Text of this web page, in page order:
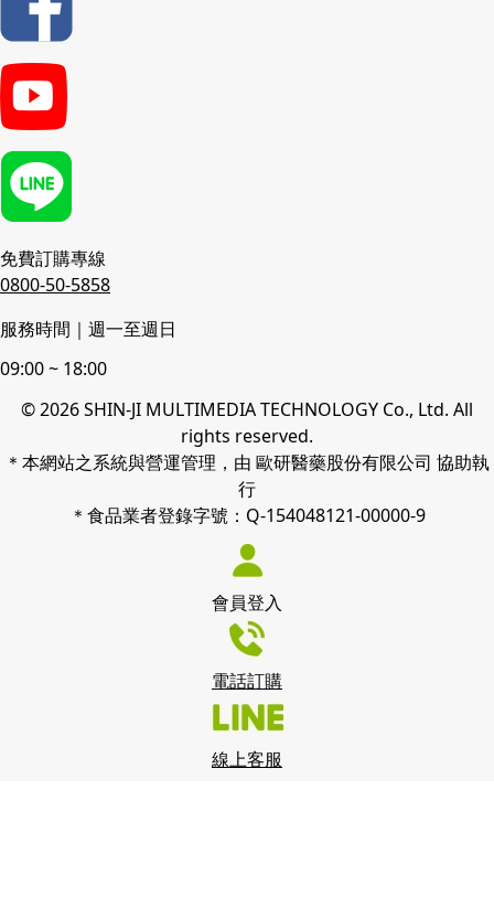
免費訂購專線
0800-50-5858
服務時間｜週一至週日
09:00 ~ 18:00
© 2026 SHIN-JI MULTIMEDIA TECHNOLOGY Co., Ltd. All
rights reserved.
＊本網站之系統與營運管理，由 歐研醫藥股份有限公司 協助執
行
＊食品業者登錄字號：Q-154048121-00000-9
會員登入
電話訂購
線上客服